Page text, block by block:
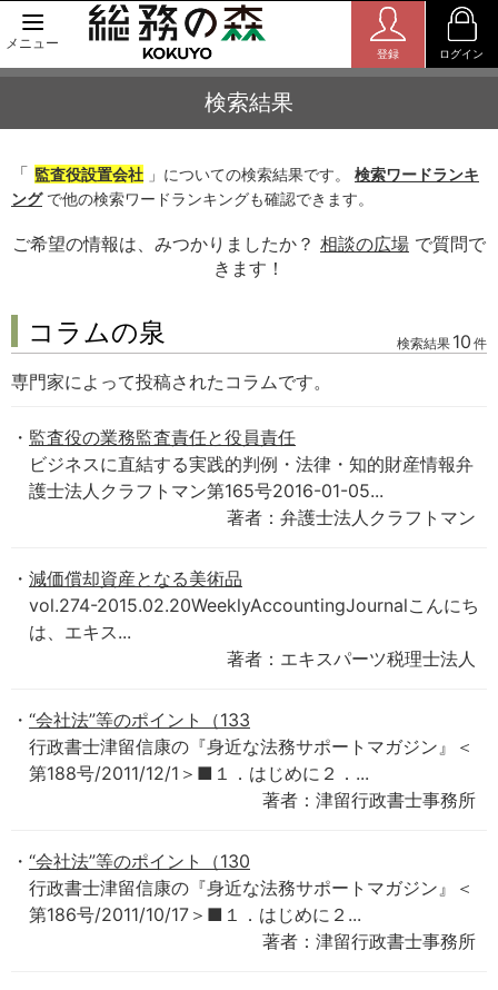
メニュー
登録 ログイン
検索結果
「 監査役設置会社 」についての検索結果です。 検索ワードランキ
ングで他の検索ワードランキングも確認できます。
ご希望の情報は、みつかりましたか？ 相談の広場 で質問で
きます！
コラムの泉 検索結果 10 件
専門家によって投稿されたコラムです。
監査役の業務監査責任と役員責任
ビジネスに直結する実践的判例・法律・知的財産情報弁
護士法人クラフトマン第165号2016-01-05...
著者：弁護士法人クラフトマン
減価償却資産となる美術品
vol.274-2015.02.20WeeklyAccountingJournalこんにち
は、エキス...
著者：エキスパーツ税理士法人
“会社法”等のポイント（133
行政書士津留信康の『身近な法務サポートマガジン』＜
第188号/2011/12/1＞■１．はじめに２．...
著者：津留行政書士事務所
“会社法”等のポイント（130
行政書士津留信康の『身近な法務サポートマガジン』＜
第186号/2011/10/17＞■１．はじめに２...
著者：津留行政書士事務所